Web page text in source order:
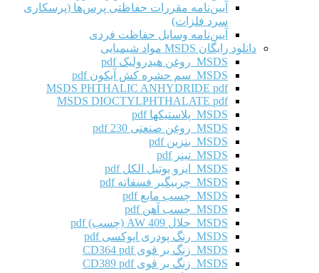
آیین‌نامه مقررات حفاظتی پرس‌ها (پرسکاری
سرد فلزات)
آیین‌نامه وسایل حفاظت فردی
دانلود رایگان MSDS مواد شیمیایی
MSDS روغن هیدرولیک pdf
MSDS سم حشره کش آیکون pdf
MSDS PHTHALIC ANHYDRIDE pdf
MSDS DIOCTYLPHTHALATE pdf
MSDS پلاستیکها pdf
MSDS روغن صنعتی 230 pdf
MSDS بنزین pdf
MSDS تینر pdf
MSDS ایزو بوتیل الکل pdf
MSDS چربیگیر فسفاته pdf
MSDS چسب مایع pdf
MSDS چسب آهن pdf
MSDS حلال AW 409 (چسب) pdf
MSDS رنگ پودری اپوکسی pdf
MSDS زنگ بر قوی CD364 pdf
MSDS زنگ بر قوی CD389 pdf